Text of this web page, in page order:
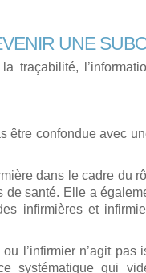
UNE
traçabilité,
être confondue avec
dans le cadre du
santé. Elle a
infirmières et
l’infirmier n’agit
systématique qui